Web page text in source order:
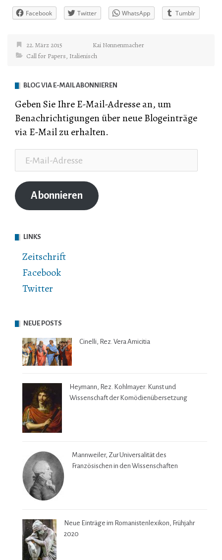
Facebook Twitter WhatsApp Tumblr
22. März 2015
Kai Nonnenmacher
Call for Papers, Italienisch
BLOG VIA E-MAIL ABONNIEREN
Geben Sie Ihre E-Mail-Adresse an, um
Benachrichtigungen über neue Blogeinträge
via E-Mail zu erhalten.
Mail-
Adresse
Abonnieren
LINKS
Zeitschrift
Facebook
Twitter
NEUE POSTS
Cinelli, Rez. Vera Amicitia
Heymann, Rez. Kohlmayer: Kunst und
Wissenschaft der Komödienübersetzung
Mannweiler, Zur Universalität des
Französischen in den Wissenschaften
Neue Einträge im Romanistenlexikon, Frühjahr
2020